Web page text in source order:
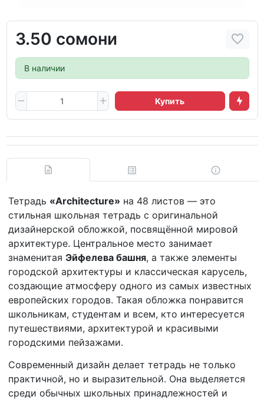
3.50 сомони
В наличии
Купить
Тетрадь «Architecture» на 48 листов — это
стильная школьная тетрадь с оригинальной
дизайнерской обложкой, посвящённой мировой
архитектуре. Центральное место занимает
знаменитая Эйфелева башня, а также элементы
городской архитектуры и классическая карусель,
создающие атмосферу одного из самых известных
европейских городов. Такая обложка понравится
школьникам, студентам и всем, кто интересуется
путешествиями, архитектурой и красивыми
городскими пейзажами.
Современный дизайн делает тетрадь не только
практичной, но и выразительной. Она выделяется
среди обычных школьных принадлежностей и